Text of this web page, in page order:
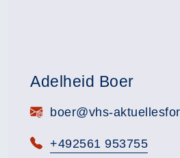
Adelheid Boer
E-Mail:boer@vhs-
Telefon:
+492561 953755